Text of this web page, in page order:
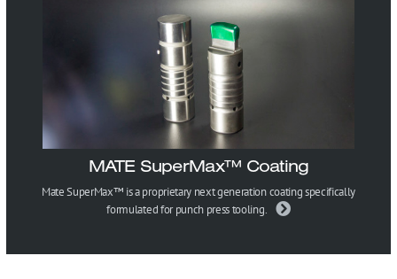
MATE SuperMax™ Coating
Mate SuperMax™ is a proprietary next generation coating specifically
formulated for punch press tooling.